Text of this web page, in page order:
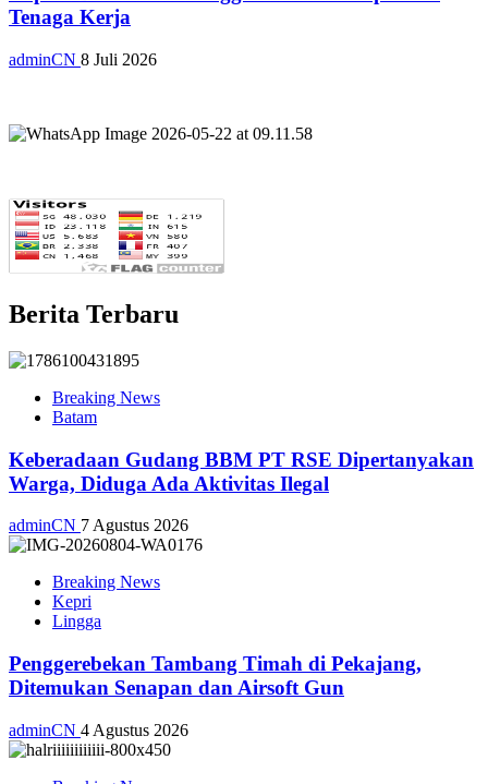
Tenaga Kerja
adminCN 8 Juli 2026
Berita Terbaru
Breaking News
Batam
Keberadaan Gudang BBM PT RSE Dipertanyakan
Warga, Diduga Ada Aktivitas Ilegal
adminCN 7 Agustus 2026
Breaking News
Kepri
Lingga
Penggerebekan Tambang Timah di Pekajang,
Ditemukan Senapan dan Airsoft Gun
adminCN 4 Agustus 2026